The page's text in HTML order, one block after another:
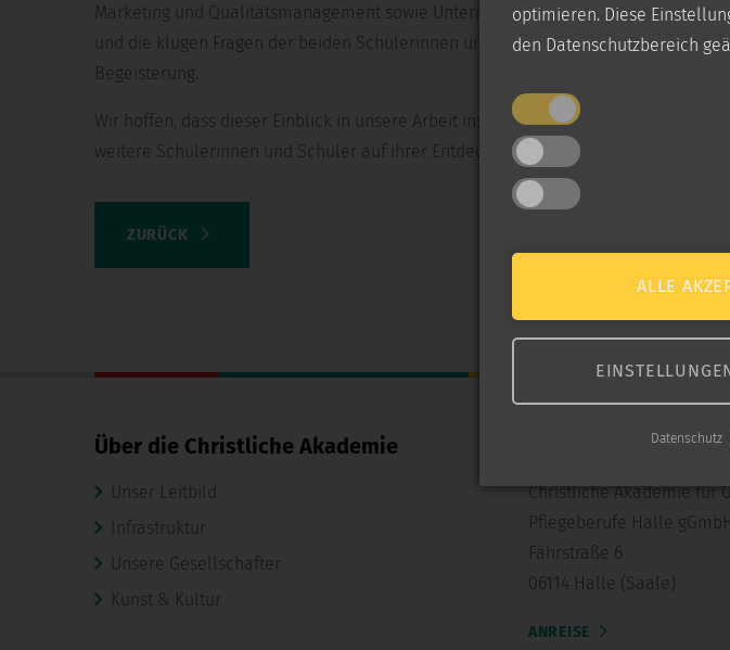
Marketing und Qualitätsmanagement sowie Unternehmenskommunikation. Die
und die klugen Fragen der beiden Schülerinnen und Schüler waren ein Zeugnis
Begeisterung.
Wir hoffen, dass dieser Einblick in unsere Arbeit inspirierend war und freuen uns
weitere Schülerinnen und Schüler auf ihrer Entdeckungsreise zu begleiten!
ZURÜCK
Über die Christliche Akademie
Unser Leitbild
Infrastruktur
Unsere Gesellschafter
Kunst & Kultur
Christliche Akademie für
Pflegeberufe Halle
Fährstraße 6
06114 Halle (Saale)
ANREISE
optimieren. Diese
den Datenschutzbereich
ALLE
Datenschutz